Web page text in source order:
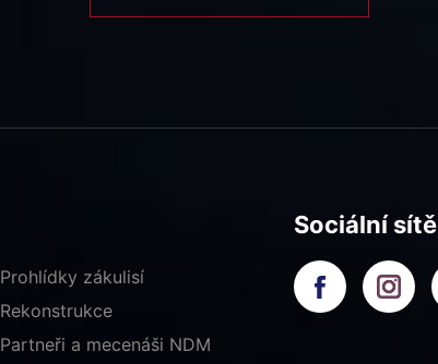
Prohlídky zákulisí
Rekonstrukce
Partneři a mecenáši NDM
Sociální sítě